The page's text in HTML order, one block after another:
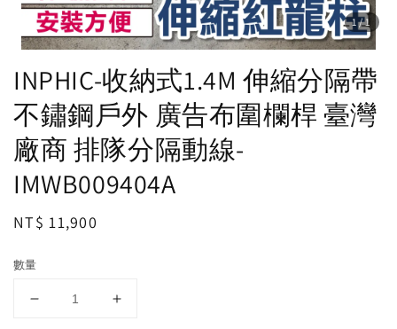
1/1
INPHIC-收納式1.4M 伸縮分隔帶
不鏽鋼戶外 廣告布圍欄桿 臺灣
廠商 排隊分隔動線-
IMWB009404A
Regular
NT$ 11,900
數量